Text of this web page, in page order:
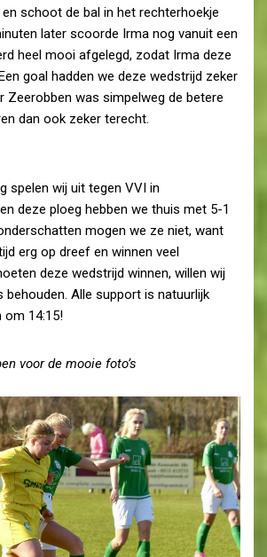
schoot de bal in het rechterhoekje
later scoorde Irma nog vanuit een
heel mooi afgelegd, zodat Irma deze
goal hadden we deze wedstrijd zeker
Zeerobben was simpelweg de betere
dan ook zeker terecht.
spelen wij uit tegen VVI in
deze ploeg hebben we thuis met 5-1
mogen we ze niet, want
erg op dreef en winnen veel
deze wedstrijd winnen, willen wij
behouden. Alle support is natuurlijk
om 14:15!
voor de mooie foto’s